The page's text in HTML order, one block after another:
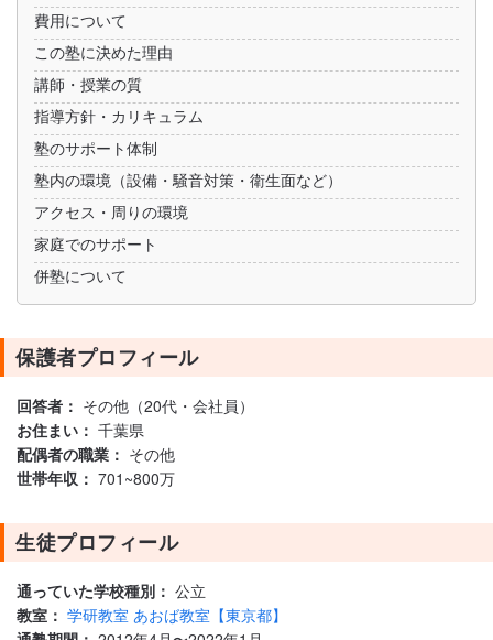
費用について
この塾に決めた理由
講師・授業の質
指導方針・カリキュラム
塾のサポート体制
塾内の環境（設備・騒音対策・衛生面など）
アクセス・周りの環境
家庭でのサポート
併塾について
保護者プロフィール
回答者： その他（20代・会社員）
お住まい： 千葉県
配偶者の職業： その他
世帯年収： 701~800万
生徒プロフィール
通っていた学校種別： 公立
教室： 学研教室 あおば教室【東京都】